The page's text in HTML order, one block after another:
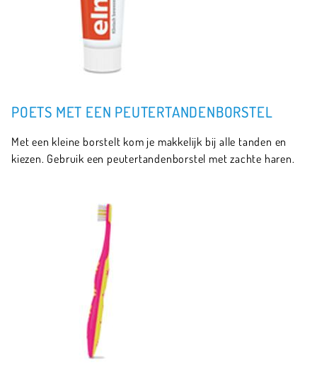
POETS MET EEN PEUTERTANDENBORSTEL
Met een kleine borstelt kom je makkelijk bij alle tanden en
kiezen. Gebruik een peutertandenborstel met zachte haren.